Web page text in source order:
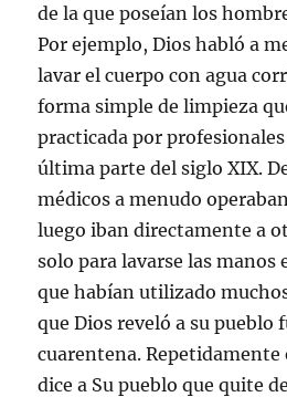
de la que poseían los
Por ejemplo, Dios habló a
lavar el cuerpo con agua
forma simple de limpieza
practicada por
última parte del siglo XIX.
médicos a menudo
luego iban directamente a
solo para lavarse las manos
que habían utilizado
que Dios reveló a su pueblo
cuarentena. Repetidamente
dice a Su pueblo que quite